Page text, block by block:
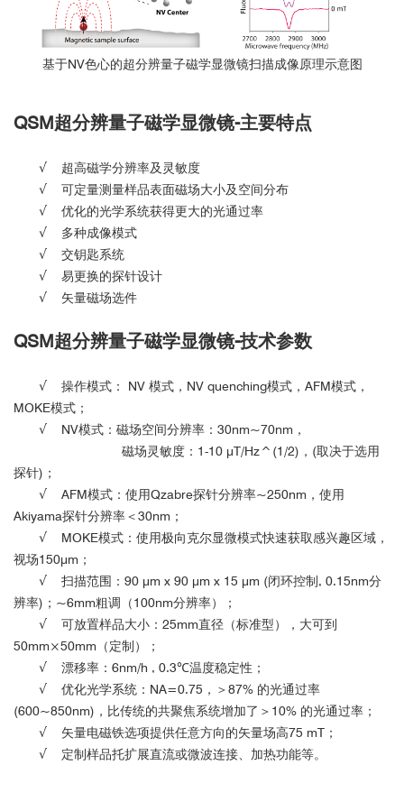
基于NV色心的超分辨量子磁学显微镜扫描成像原理示意图
QSM超分辨量子磁学显微镜-主要特点
√ 超高磁学分辨率及灵敏度
√ 可定量测量样品表面磁场大小及空间分布
√ 优化的光学系统获得更大的光通过率
√ 多种成像模式
√ 交钥匙系统
√ 易更换的探针设计
√ 矢量磁场选件
QSM超分辨量子磁学显微镜-技术参数
√ 操作模式： NV 模式，NV quenching模式，AFM模式，
MOKE模式；
√ NV模式：磁场空间分辨率：30nm~70nm，
磁场灵敏度：1-10 μT/Hz^(1/2)，(取决于选用
探针)；
√ AFM模式：使用Qzabre探针分辨率~250nm，使用
Akiyama探针分辨率＜30nm；
√ MOKE模式：使用极向克尔显微模式快速获取感兴趣区域，
视场150μm；
√ 扫描范围：90 μm x 90 μm x 15 μm (闭环控制, 0.15nm分
辨率)；~6mm粗调（100nm分辨率）；
√ 可放置样品大小：25mm直径（标准型），大可到
50mm×50mm（定制）；
√ 漂移率：6nm/h , 0.3℃温度稳定性；
√ 优化光学系统：NA=0.75，＞87% 的光通过率
(600~850nm)，比传统的共聚焦系统增加了＞10% 的光通过率；
√ 矢量电磁铁选项提供任意方向的矢量场高75 mT；
√ 定制样品托扩展直流或微波连接、加热功能等。